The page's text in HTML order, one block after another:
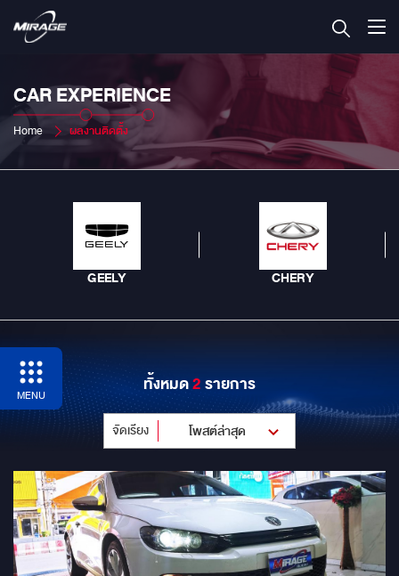
CAR EXPERIENCE
Home ผลงานติดตั้ง
GEELY CHERY
MENU ทั้งหมด2รายการ
จัดเรียง โพสต์ล่าสุด